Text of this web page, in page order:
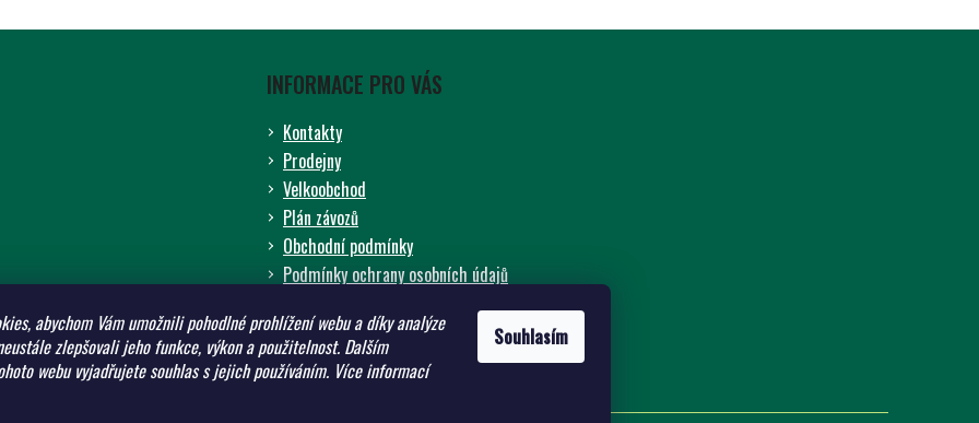
abychom Vám umožnili pohodlné prohlížení webu a díky analýze
zlepšovali jeho funkce, výkon a použitelnost. Dalším
webu vyjadřujete souhlas s jejich používáním. Více informací
Souhlasím
A
Í
P
Ý
P
I
S
Í
INFORMACE PRO VÁS
Kontakty
Prodejny
Velkoobchod
Plán závozů
Obchodní podmínky
Podmínky ochrany osobních údajů
Prodávané značky
Odborné články